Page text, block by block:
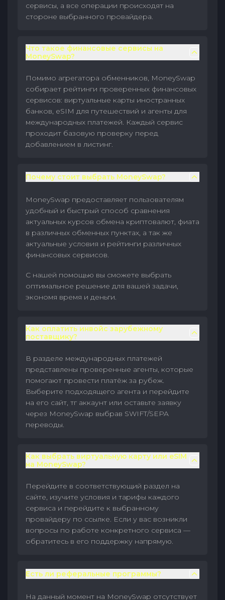
сервисы, а все операции происходят на
стороне выбранного провайдера.
Что такое финансовые сервисы на
MoneySwap?
Помимо агрегатора обменников, MoneySwap
собирает рейтинги проверенных финансовых
сервисов: виртуальные карты иностранных
банков, eSIM для путешествий и агенты для
международных платежей. Каждый сервис
проходит базовую проверку перед
добавлением в листинг.
Почему стоит выбрать MoneySwap?
MoneySwap предоставляет пользователям
удобный и быстрый способ сравнения
актуальных курсов обмена криптовалют, фиата
в различных обменных пунктах, а так же
актуальные условия и рейтинги различных
финансовых сервисов.
С нашей помощью вы сможете выбрать
оптимальное решение для вашей задачи,
экономя время и деньги.
Как оплатить инвойс зарубежному
поставщику?
В разделе международных платежей
представлены проверенные агенты, которые
помогают провести платёж за рубеж.
Выберите подходящего агента и перейдите
на его сайт, тг аккаунт или оставьте заявку
через MoneySwap выбрав SWIFT/SEPA
переводы.
Как выбрать виртуальную карту или eSIM
на MoneySwap?
Перейдите в соответствующий раздел на
сайте, изучите условия и тарифы каждого
сервиса и перейдите к выбранному
провайдеру по ссылке. Если у вас возникли
вопросы по работе конкретного сервиса —
обратитесь в его поддержку напрямую.
Есть ли реферальные программы?
На данный момент на MoneySwap отсутствует